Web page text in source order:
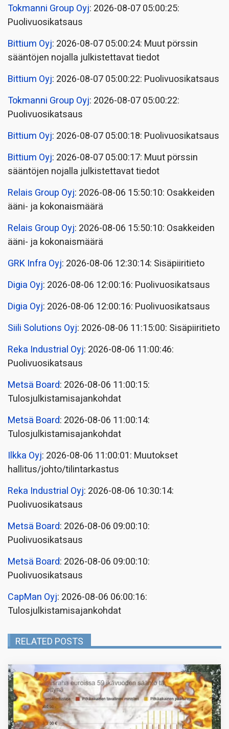
Tokmanni Group Oyj: 2026-08-07 05:00:25:
Puolivuosikatsaus
Bittium Oyj: 2026-08-07 05:00:24: Muut pörssin
sääntöjen nojalla julkistettavat tiedot
Bittium Oyj: 2026-08-07 05:00:22: Puolivuosikatsaus
Tokmanni Group Oyj: 2026-08-07 05:00:22:
Puolivuosikatsaus
Bittium Oyj: 2026-08-07 05:00:18: Puolivuosikatsaus
Bittium Oyj: 2026-08-07 05:00:17: Muut pörssin
sääntöjen nojalla julkistettavat tiedot
Relais Group Oyj: 2026-08-06 15:50:10: Osakkeiden
ääni- ja kokonaismäärä
Relais Group Oyj: 2026-08-06 15:50:10: Osakkeiden
ääni- ja kokonaismäärä
GRK Infra Oyj: 2026-08-06 12:30:14: Sisäpiiritieto
Digia Oyj: 2026-08-06 12:00:16: Puolivuosikatsaus
Digia Oyj: 2026-08-06 12:00:16: Puolivuosikatsaus
Siili Solutions Oyj: 2026-08-06 11:15:00: Sisäpiiritieto
Reka Industrial Oyj: 2026-08-06 11:00:46:
Puolivuosikatsaus
Metsä Board: 2026-08-06 11:00:15:
Tulosjulkistamisajankohdat
Metsä Board: 2026-08-06 11:00:14:
Tulosjulkistamisajankohdat
Ilkka Oyj: 2026-08-06 11:00:01: Muutokset
hallitus/johto/tilintarkastus
Reka Industrial Oyj: 2026-08-06 10:30:14:
Puolivuosikatsaus
Metsä Board: 2026-08-06 09:00:10:
Puolivuosikatsaus
Metsä Board: 2026-08-06 09:00:10:
Puolivuosikatsaus
CapMan Oyj: 2026-08-06 06:00:16:
Tulosjulkistamisajankohdat
RELATED POSTS